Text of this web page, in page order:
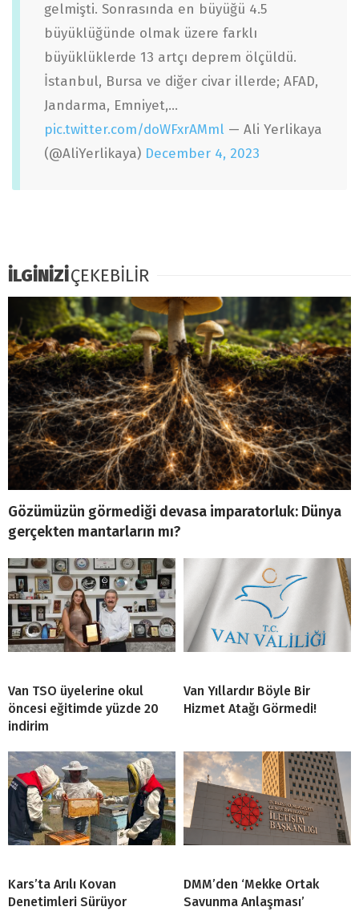
gelmişti. Sonrasında en büyüğü 4.5
büyüklüğünde olmak üzere farklı
büyüklüklerde 13 artçı deprem ölçüldü.
İstanbul, Bursa ve diğer civar illerde; AFAD,
Jandarma, Emniyet,…
pic.twitter.com/doWFxrAMml — Ali Yerlikaya
(@AliYerlikaya) December 4, 2023
İLGİNİZİÇEKEBİLİR
Gözümüzün görmediği devasa imparatorluk: Dünya
gerçekten mantarların mı?
Van TSO üyelerine okul
öncesi eğitimde yüzde 20
indirim
Van Yıllardır Böyle Bir
Hizmet Atağı Görmedi!
Kars’ta Arılı Kovan
Denetimleri Sürüyor
DMM’den ‘Mekke Ortak
Savunma Anlaşması’